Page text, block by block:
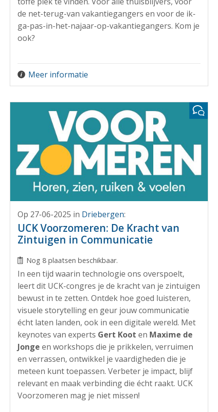
de net-terug-van vakantiegangers en voor de ik-
ga-pas-in-het-najaar-op-vakantiegangers. Kom je
ook?
Meer informatie
Op 27-06-2025 in Driebergen:
UCK Voorzomeren: De Kracht van
Zintuigen in Communicatie
Nog 8 plaatsen beschikbaar.
In een tijd waarin technologie ons overspoelt,
leert dit UCK-congres je de kracht van je zintuigen
bewust in te zetten. Ontdek hoe goed luisteren,
visuele storytelling en geur jouw communicatie
écht laten landen, ook in een digitale wereld. Met
keynotes van experts Gert Koot en Maxime de
Jonge en workshops die je prikkelen, verruimen
en verrassen, ontwikkel je vaardigheden die je
meteen kunt toepassen. Verbeter je impact, blijf
relevant en maak verbinding die écht raakt. UCK
Voorzomeren mag je niet missen!